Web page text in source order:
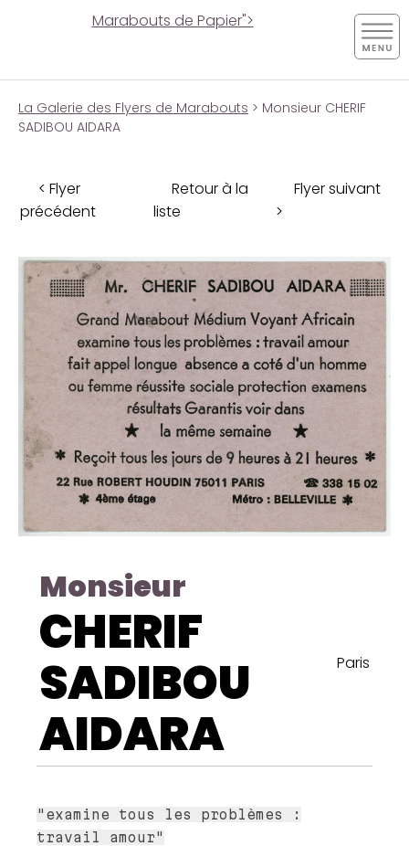
Marabouts de Papier">
La Galerie des Flyers de Marabouts > Monsieur CHERIF
SADIBOU AIDARA
< Flyer
précédent
Retour à la
liste
Flyer suivant
>
Monsieur
CHERIF
SADIBOU
AIDARA
Paris
"examine tous les problèmes :
travail amour"